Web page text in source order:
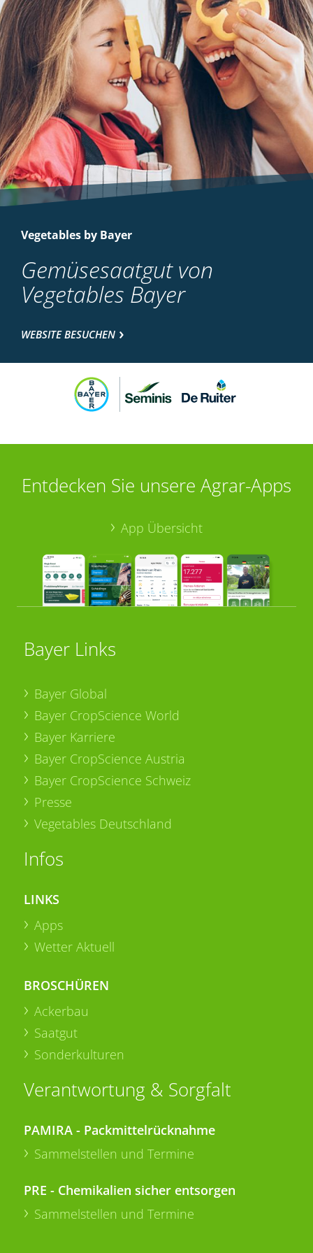
Vegetables by Bayer
Gemüsesaatgut von
Vegetables Bayer
WEBSITE BESUCHEN
Entdecken Sie unsere Agrar-Apps
App Übersicht
Bayer Links
Bayer Global
Bayer CropScience World
Bayer Karriere
Bayer CropScience Austria
Bayer CropScience Schweiz
Presse
Vegetables Deutschland
Infos
LINKS
Apps
Wetter Aktuell
BROSCHÜREN
Ackerbau
Saatgut
Sonderkulturen
Verantwortung & Sorgfalt
PAMIRA - Packmittelrücknahme
Sammelstellen und Termine
PRE - Chemikalien sicher entsorgen
Sammelstellen und Termine